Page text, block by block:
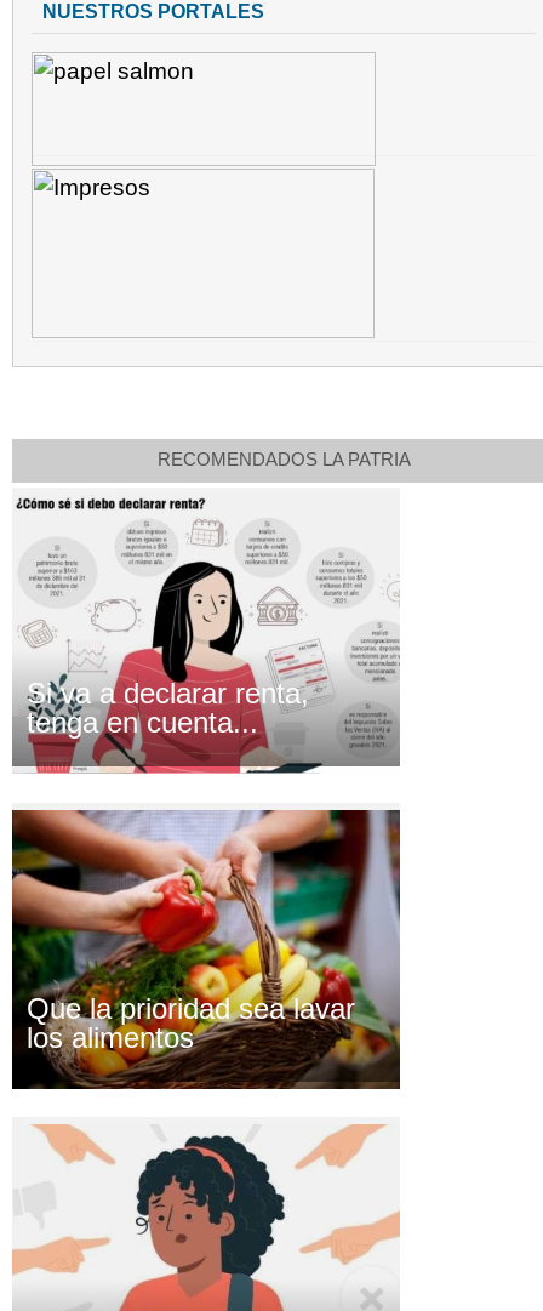
NUESTROS PORTALES
RECOMENDADOS LA PATRIA
Si va a declarar renta,
tenga en cuenta...
Que la prioridad sea lavar
los alimentos